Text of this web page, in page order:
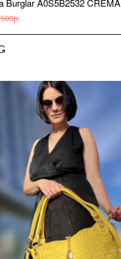
Burglar A0S5B2532 CREMA